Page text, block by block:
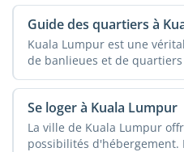
Guide des quartiers à
Kuala Lumpur est une
de banlieues et de quartiers
Se loger à Kuala Lumpur
La ville de Kuala Lumpur
possibilités d'hébergement.